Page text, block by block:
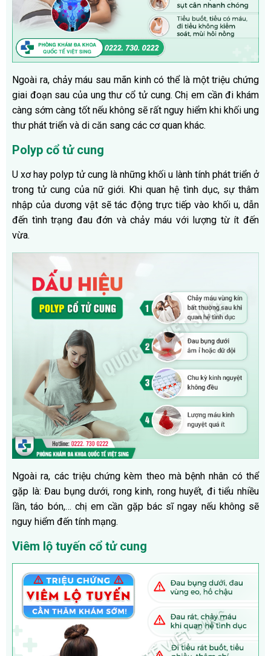
Ngoài ra, chảy máu sau mãn kinh có thể là một triệu chứng
giai đoạn sau của ung thư cổ tử cung. Chị em cần đi khám
càng sớm càng tốt nếu không sẽ rất nguy hiểm khi khối ung
thư phát triển và di căn sang các cơ quan khác.
Polyp cổ tử cung
U xơ hay polyp tử cung là những khối u lành tính phát triển ở
trong tử cung của nữ giới. Khi quan hệ tình dục, sự thâm
nhập của dương vật sẽ tác động trực tiếp vào khối u, dẫn
đến tình trạng đau đớn và chảy máu với lượng từ ít đến
vừa.
Ngoài ra, các triệu chứng kèm theo mà bệnh nhân có thể
gặp là: Đau bụng dưới, rong kinh, rong huyết, đi tiểu nhiều
lần, táo bón,… chị em cần gặp bác sĩ ngay nếu không sẽ
nguy hiểm đến tính mạng.
Viêm lộ tuyến cổ tử cung